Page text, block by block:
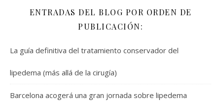
ENTRADAS DEL BLOG POR ORDEN DE
PUBLICACIÓN:
La guía definitiva del tratamiento conservador del
lipedema (más allá de la cirugía)
Barcelona acogerá una gran jornada sobre lipedema